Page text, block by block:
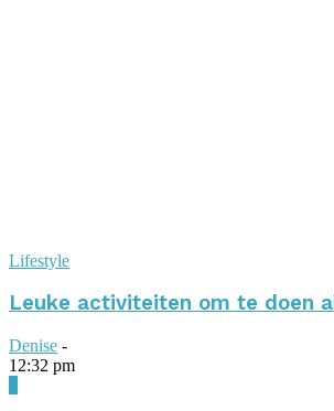
Lifestyle
Leuke activiteiten om te doen
Denise -
12:32 pm